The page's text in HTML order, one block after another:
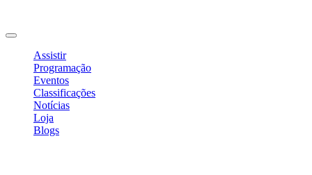
Assistir
Programação
Eventos
Classificações
Notícias
Loja
Blogs